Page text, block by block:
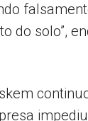
do solo”,